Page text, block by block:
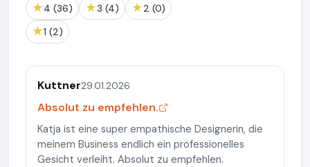
★ 4 (36) ★ 3 (4) ★ 2 (0)
★ 1 (2)
Kuttner29.01.2026
Absolut zu empfehlen.
Katja ist eine super empathische Designerin, die
meinem Business endlich ein professionelles
Gesicht verleiht. Absolut zu empfehlen.